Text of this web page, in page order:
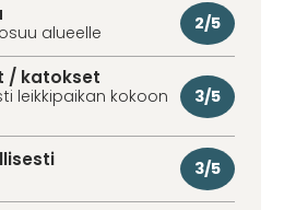
alueelle 2/5
/ katokset
leikkipaikan kokoon
3/5
3/5